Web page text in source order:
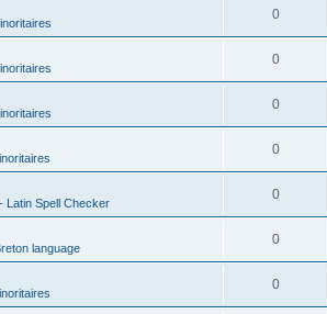
0
0
0
0
Latin Spell Checker
0
language
0
0